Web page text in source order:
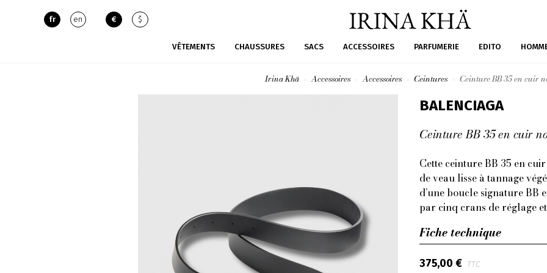
fr en € $
VÊTEMENTS CHAUSSURES SACS ACCESSOIRES PARFUMERIE EDITO
Irina Khä Accessoires Accessoires Ceintures Ceinture BB 35 en cuir
BALENCIAGA
Ceinture BB 35 en cuir
Cette ceinture BB 35 en
de veau lisse à tannage
d’une boucle signature BB
par cinq crans de réglage
Fiche technique
375,00 € TTC